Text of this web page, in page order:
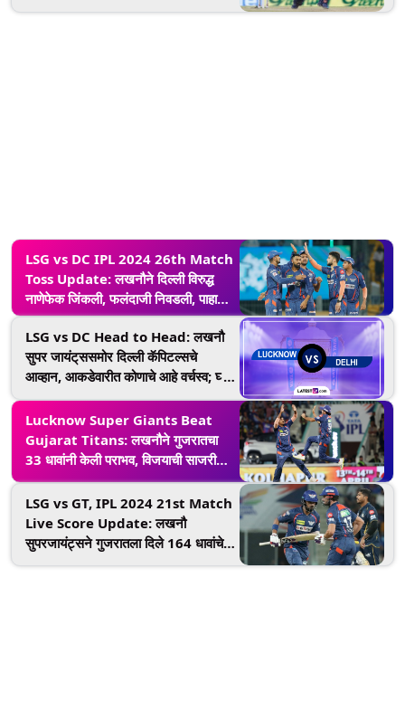
LSG vs DC IPL 2024 26th Match
Toss Update: लखनौने दिल्ली विरुद्ध
नाणेफेक जिंकली, फलंदाजी निवडली, पाहा
प्लेइंग 11
LSG vs DC Head to Head: लखनौ
सुपर जायंट्‌स‌समोर दिल्ली कॅपिटल्सचे
आव्हान, आकडेवारीत कोणाचे आहे वर्चस्व; घ्या
जाणून
Lucknow Super Giants Beat
Gujarat Titans: लखनौने गुजरातचा
33 धावांनी केली पराभव, विजयाची साजरी
केली हॅट्ट्रिक, यशने घेतल्या पाच विकेट
LSG vs GT, IPL 2024 21st Match
Live Score Update: लखनौ
सुपरजायंट्सने गुजरातला दिले 164 धावांचे